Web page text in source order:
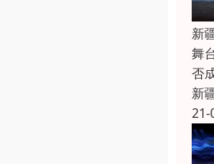
新
舞
否
新
21-